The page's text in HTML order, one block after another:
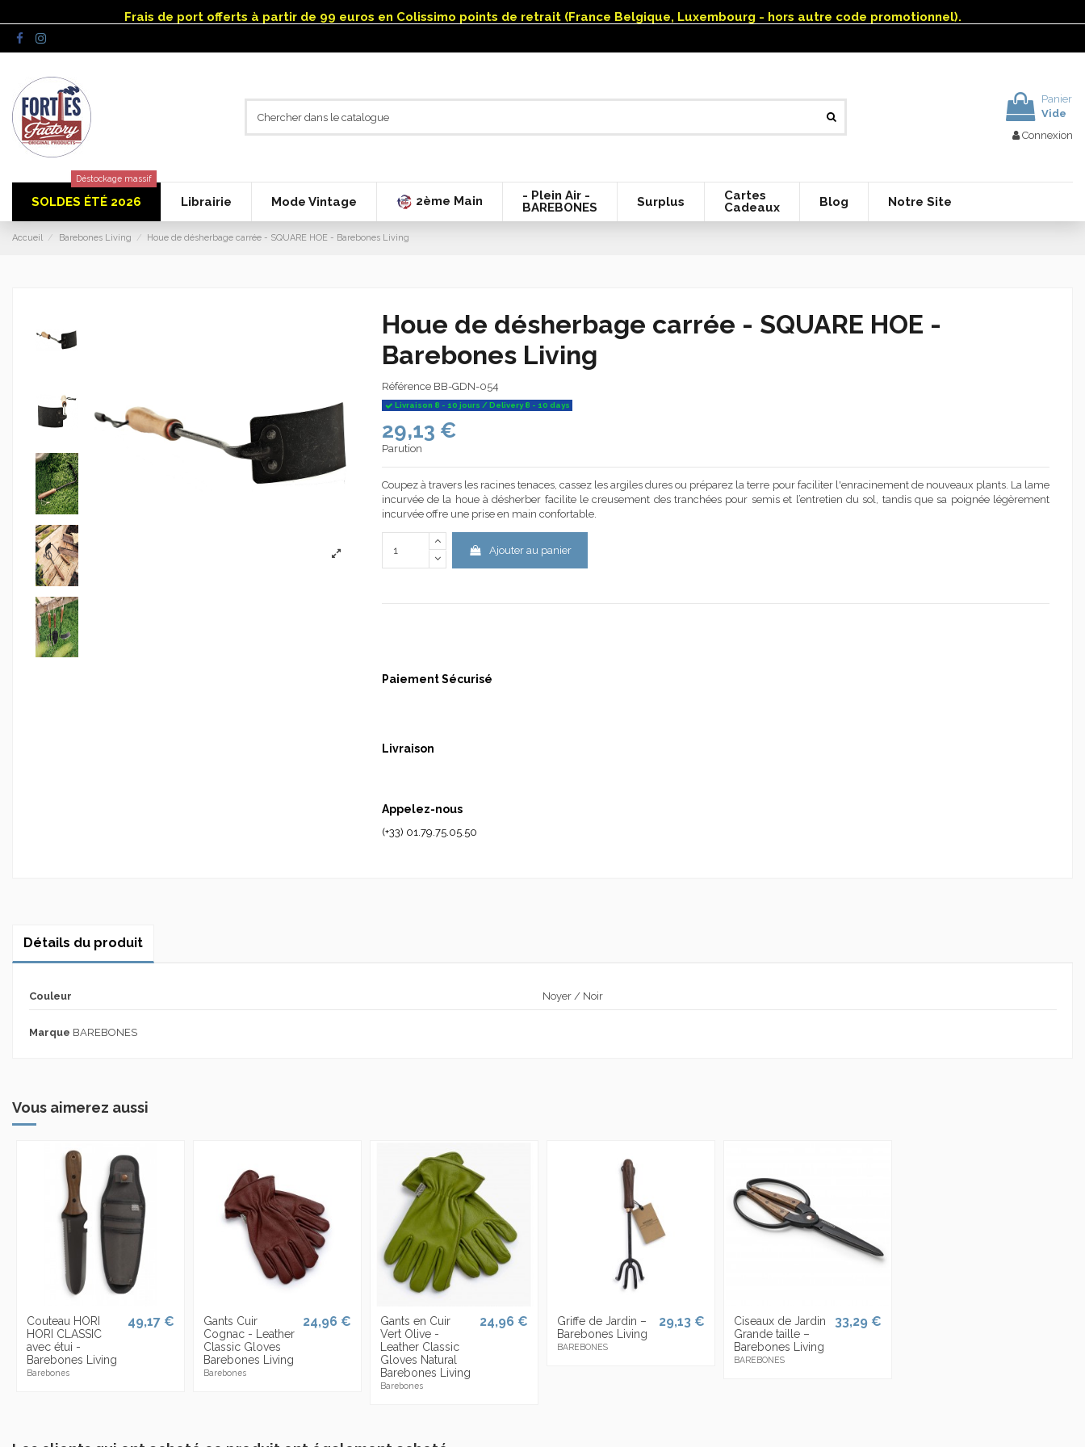
Frais de port offerts à partir de 99 euros en Colissimo points de retrait (France Belgique, Luxembourg - hors autre code promotionnel).
Panier
Vide
Connexion
SOLDES ÉTÉ 2026
Déstockage massif
Librairie Mode Vintage 2ème Main
- Plein Air -
BAREBONES
Surplus
Cartes
Cadeaux
Blog Notre Site
Accueil Barebones Living Houe de désherbage carrée - SQUARE HOE - Barebones Living
Houe de désherbage carrée - SQUARE HOE -
Barebones Living
Référence BB-GDN-054
Livraison 8 - 10 jours / Delivery 8 - 10 days
29,13 €
Parution
Coupez à travers les racines tenaces, cassez les argiles dures ou préparez la terre pour faciliter l'enracinement de nouveaux plants. La lame
incurvée de la houe à désherber facilite le creusement des tranchées pour semis et l’entretien du sol, tandis que sa poignée légèrement
incurvée offre une prise en main confortable.
Ajouter au panier
Paiement Sécurisé
Livraison
Appelez-nous
(+33) 01.79.75.05.50
Détails du produit
Couleur Noyer / Noir
Marque BAREBONES
Vous aimerez aussi
Couteau HORI
HORI CLASSIC
avec étui -
Barebones Living
Barebones
49,17 €
Gants Cuir
Cognac - Leather
Classic Gloves
Barebones Living
Barebones
24,96 €
Gants en Cuir
Vert Olive -
Leather Classic
Gloves Natural
Barebones Living
Barebones
24,96 €
Griffe de Jardin –
Barebones Living
BAREBONES
29,13 €
Ciseaux de Jardin
Grande taille –
Barebones Living
BAREBONES
33,29 €